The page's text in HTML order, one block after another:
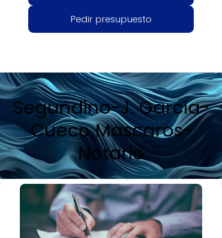
Pedir presupuesto
Segundino-J. García-
Cueco Mascaros-
Notario